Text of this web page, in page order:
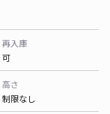
再入庫
可
高さ
制限なし